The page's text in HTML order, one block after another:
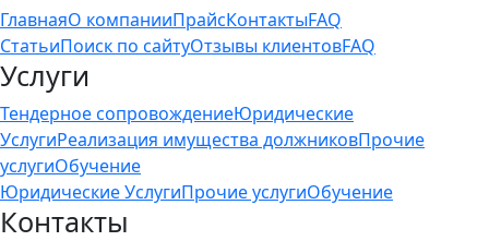
ГлавнаяО компанииПрайсКонтактыFAQ
СтатьиПоиск по сайтуОтзывы клиентовFAQ
Услуги
Тендерное сопровождениеЮридические
УслугиРеализация имущества должниковПрочие
услугиОбучение
Юридические УслугиПрочие услугиОбучение
Контакты